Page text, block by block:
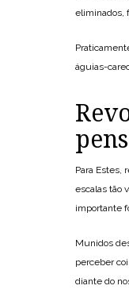
eliminados,
águias-
Para Estes,
escalas tão
importante
Munidos
perceber
diante do